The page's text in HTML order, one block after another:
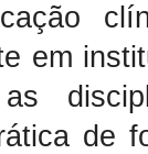
em
de